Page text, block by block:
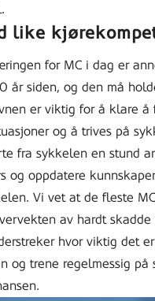
like
for MC i dag er
år siden, og den må
er viktig for å klare å
og å trives på
fra sykkelen en stund
og oppdatere
Vi vet at de fleste
av hardt
hvor viktig det
og trene regelmessig på